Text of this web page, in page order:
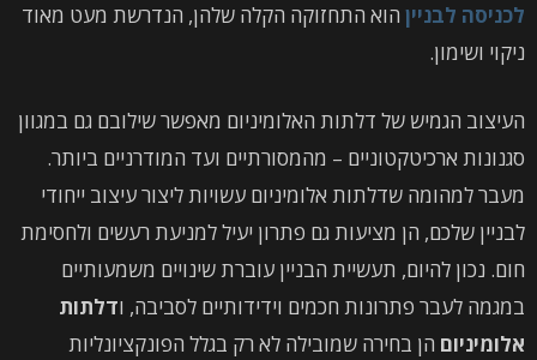
לכניסה לבניין הוא התחזוקה הקלה שלהן, הנדרשת מעט מאוד
ניקוי ושימון.
העיצוב הגמיש של דלתות האלומיניום מאפשר שילובם גם במגוון
סגנונות ארכיטקטוניים – מהמסורתיים ועד המודרניים ביותר.
מעבר למהומה שדלתות אלומיניום עשויות ליצור עיצוב ייחודי
לבניין שלכם, הן מציעות גם פתרון יעיל למניעת רעשים ולחסימת
חום. נכון להיום, תעשיית הבניין עוברת שינויים משמעותיים
במגמה לעבר פתרונות חכמים וידידותיים לסביבה, ודלתות
אלומיניום הן בחירה שמובילה לא רק בגלל הפונקציונליות